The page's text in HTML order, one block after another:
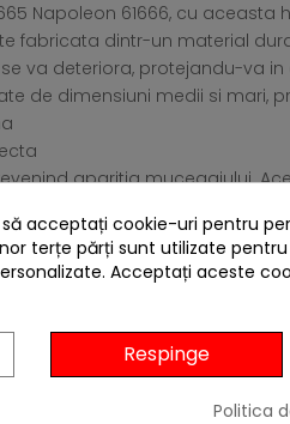
Napoleon 61666, cu aceasta
fabricata dintr-un material
va deteriora, protejandu-va
dimensiuni medii si mari,
aparitia mucegaiului.
gratarul este in uz
PRODUSE IN ACEEASI
acceptați cookie-uri pentru
terțe părți sunt utilizate
Acceptați aceste
Respinge
Politica